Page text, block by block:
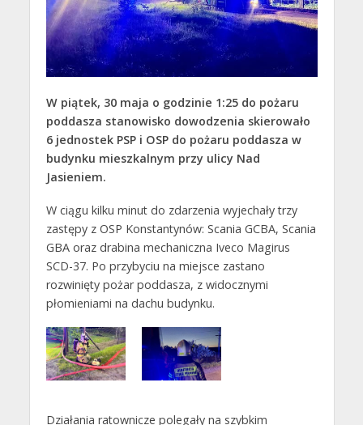
W piątek, 30 maja o godzinie 1:25 do pożaru
poddasza stanowisko dowodzenia skierowało
6 jednostek PSP i OSP do pożaru poddasza w
budynku mieszkalnym przy ulicy Nad
Jasieniem.
W ciągu kilku minut do zdarzenia wyjechały trzy
zastępy z OSP Konstantynów: Scania GCBA, Scania
GBA oraz drabina mechaniczna Iveco Magirus
SCD-37. Po przybyciu na miejsce zastano
rozwinięty pożar poddasza, z widocznymi
płomieniami na dachu budynku.
Działania ratownicze polegały na szybkim